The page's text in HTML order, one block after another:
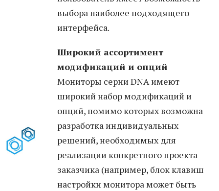
выбора наиболее подходящего
интерфейса.
Широкий ассортимент
модификаций и опций
Мониторы серии DNA имеют
широкий набор модификаций и
опций, помимо которых возможна
разработка индивидуальных
решений, необходимых для
реализации конкретного проекта
заказчика (например, блок клавиш
настройки монитора может быть